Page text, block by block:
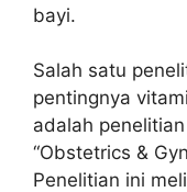
bayi.
Salah satu
pentingnya
adalah
“Obstetrics &
Penelitian ini